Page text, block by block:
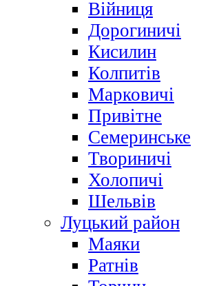
Війниця
Дорогиничі
Кисилин
Колпитів
Марковичі
Привітне
Семеринське
Твориничі
Холопичі
Шельвів
Луцький район
Маяки
Ратнів